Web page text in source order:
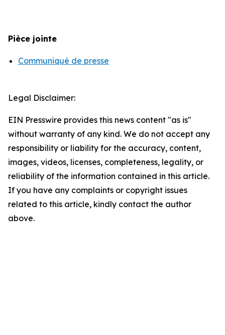
Pièce jointe
Communiqué de presse
Legal Disclaimer:
EIN Presswire provides this news content "as is"
without warranty of any kind. We do not accept any
responsibility or liability for the accuracy, content,
images, videos, licenses, completeness, legality, or
reliability of the information contained in this article.
If you have any complaints or copyright issues
related to this article, kindly contact the author
above.